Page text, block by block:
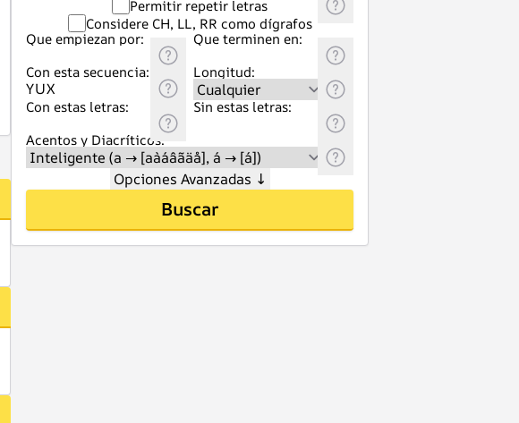
Permitir repetir letras
Considere CH, LL, RR como dígrafos
Que empiezan por:
Que terminen en:
Con esta secuencia:
Longitud:
Con estas letras:
Sin estas letras:
Acentos y Diacríticos:
Opciones Avanzadas ↓
Buscar